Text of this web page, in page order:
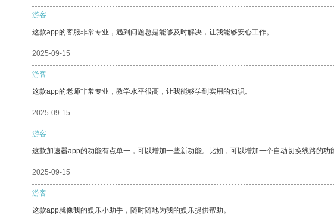
游客
这款app的客服非常专业，遇到问题总是能够及时解决，让我能够安心工作。
2025-09-15
游客
这款app的老师非常专业，教学水平很高，让我能够学到实用的知识。
2025-09-15
游客
这款加速器app的功能有点单一，可以增加一些新功能。比如，可以增加一个自动切换线路的
2025-09-15
游客
这款app就像我的娱乐小助手，随时随地为我的娱乐提供帮助。